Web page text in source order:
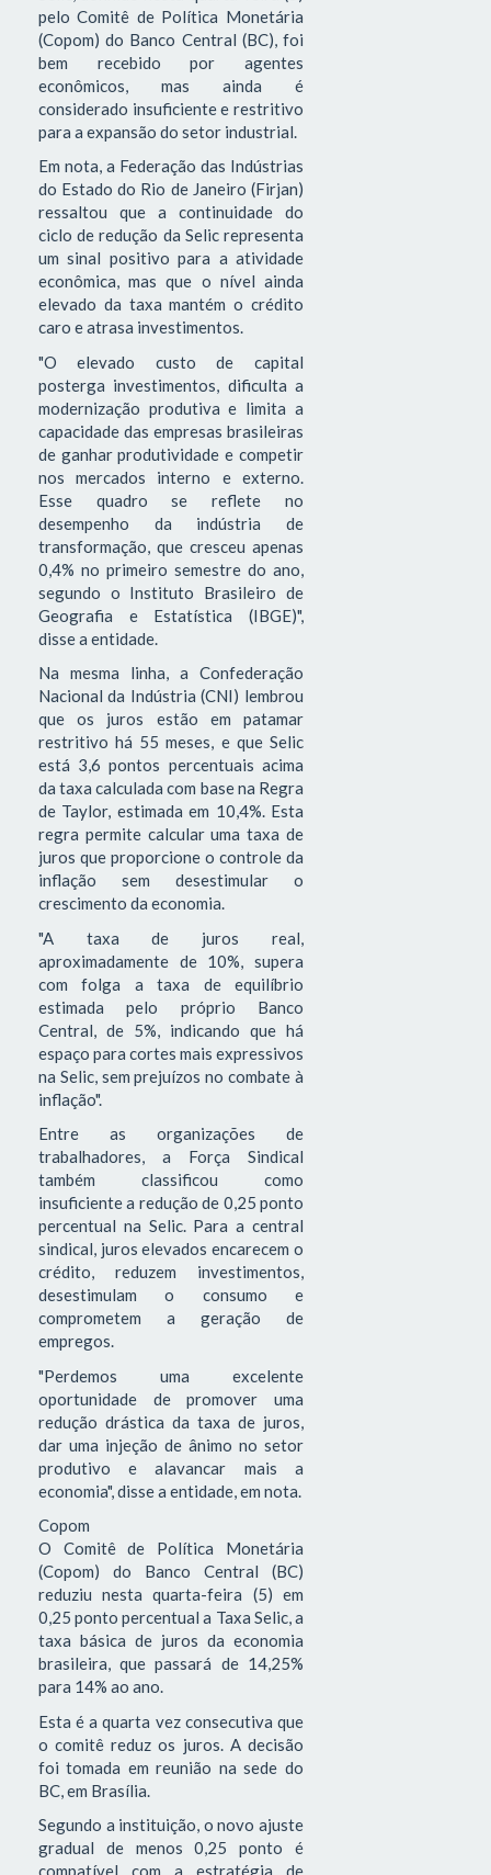
pelo Comitê de Política Monetária
(Copom) do Banco Central (BC), foi
bem recebido por agentes
econômicos, mas ainda é
considerado insuficiente e restritivo
para a expansão do setor industrial.
Em nota, a Federação das Indústrias
do Estado do Rio de Janeiro (Firjan)
ressaltou que a continuidade do
ciclo de redução da Selic representa
um sinal positivo para a atividade
econômica, mas que o nível ainda
elevado da taxa mantém o crédito
caro e atrasa investimentos.
"O elevado custo de capital
posterga investimentos, dificulta a
modernização produtiva e limita a
capacidade das empresas brasileiras
de ganhar produtividade e competir
nos mercados interno e externo.
Esse quadro se reflete no
desempenho da indústria de
transformação, que cresceu apenas
0,4% no primeiro semestre do ano,
segundo o Instituto Brasileiro de
Geografia e Estatística (IBGE)",
disse a entidade.
Na mesma linha, a Confederação
Nacional da Indústria (CNI) lembrou
que os juros estão em patamar
restritivo há 55 meses, e que Selic
está 3,6 pontos percentuais acima
da taxa calculada com base na Regra
de Taylor, estimada em 10,4%. Esta
regra permite calcular uma taxa de
juros que proporcione o controle da
inflação sem desestimular o
crescimento da economia.
"A taxa de juros real,
aproximadamente de 10%, supera
com folga a taxa de equilíbrio
estimada pelo próprio Banco
Central, de 5%, indicando que há
espaço para cortes mais expressivos
na Selic, sem prejuízos no combate à
inflação".
Entre as organizações de
trabalhadores, a Força Sindical
também classificou como
insuficiente a redução de 0,25 ponto
percentual na Selic. Para a central
sindical, juros elevados encarecem o
crédito, reduzem investimentos,
desestimulam o consumo e
comprometem a geração de
empregos.
"Perdemos uma excelente
oportunidade de promover uma
redução drástica da taxa de juros,
dar uma injeção de ânimo no setor
produtivo e alavancar mais a
economia", disse a entidade, em nota.
Copom
O Comitê de Política Monetária
(Copom) do Banco Central (BC)
reduziu nesta quarta-feira (5) em
0,25 ponto percentual a Taxa Selic, a
taxa básica de juros da economia
brasileira, que passará de 14,25%
para 14% ao ano.
Esta é a quarta vez consecutiva que
o comitê reduz os juros. A decisão
foi tomada em reunião na sede do
BC, em Brasília.
Segundo a instituição, o novo ajuste
gradual de menos 0,25 ponto é
compatível com a estratégia de